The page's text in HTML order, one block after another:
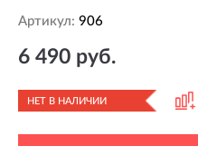
Артикул: 906
6 490 руб.
НЕТ В НАЛИЧИИ